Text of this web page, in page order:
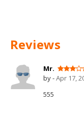
Reviews
Mr.
by -Apr 17,
555